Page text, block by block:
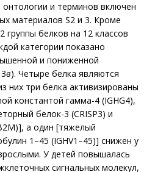
и терминов включен
материалов S2 и 3. Кроме
группы белков на 12 классов
категории показано
и пониженной
в). Четыре белка являются
них три белка активизированы
константой гамма-4 (IGHG4),
белок-3 (CRISP3) и
а один [тяжелый
1–45 (IGHV1–45)] снижен у
У детей повышалась
сигнальных молекул,